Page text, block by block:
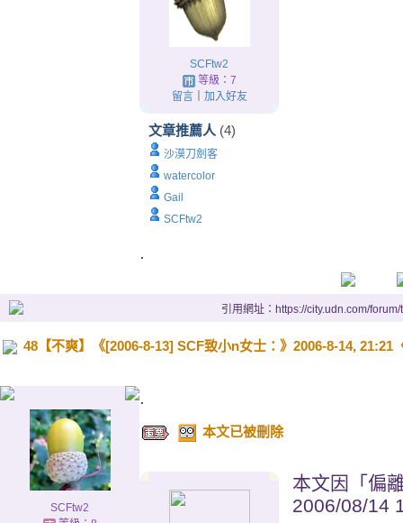
SCFtw2
等級：7
留言｜ 加入好友
文章推薦人 (4)
沙漠刀劍客
watercolor
Gail
SCFtw2
.
引用網址：https://city.udn.com/
48【不爽】《[2006-8-13] SCF致小n女士：》2006-8-14, 21:21
SCFtw2
.
本文已被刪除
本文因「偏
2006/08/14